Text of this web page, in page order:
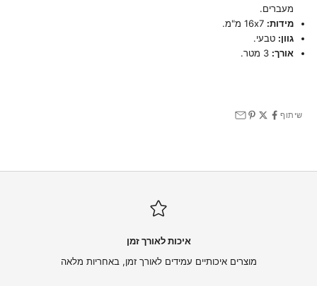
מעברים.
מידות:
גוון: טבעי.
אורך:
שיתוף
איכות לאורך זמן
מוצרים איכותיים עמידים לאורך זמן, באחריות מלאה